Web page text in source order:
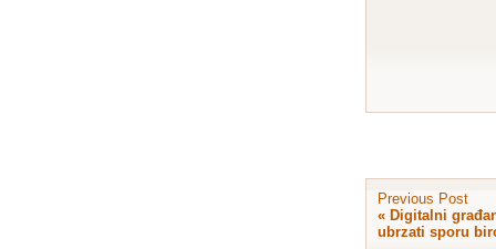
Previous Post
« Digitalni
ubrzati sporu